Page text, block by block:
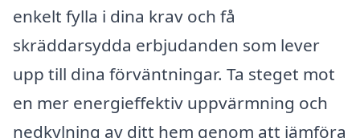
enkelt fylla i dina krav och få
skräddarsydda erbjudanden som lever
upp till dina förväntningar. Ta steget mot
en mer energieffektiv uppvärmning och
nedkylning av ditt hem genom att jämföra